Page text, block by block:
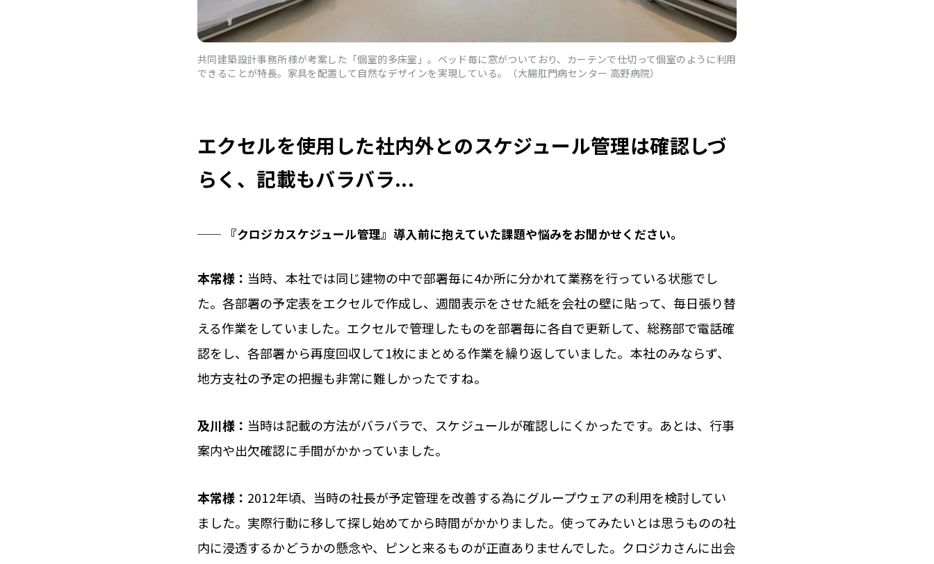
共同建築設計事務所様が考案した「個室的多床室」。ベッド毎に窓がついており、カーテンで仕切って個室のように利用
できることが特長。家具を配置して自然なデザインを実現している。（大腸肛門病センター 高野病院）
エクセルを使用した社内外とのスケジュール管理は確認しづ
らく、記載もバラバラ...
── 『クロジカスケジュール管理』導入前に抱えていた課題や悩みをお聞かせください。
本常様： 当時、本社では同じ建物の中で部署毎に4か所に分かれて業務を行っている状態でし
た。各部署の予定表をエクセルで作成し、週間表示をさせた紙を会社の壁に貼って、毎日張り替
える作業をしていました。エクセルで管理したものを部署毎に各自で更新して、総務部で電話確
認をし、各部署から再度回収して1枚にまとめる作業を繰り返していました。本社のみならず、
地方支社の予定の把握も非常に難しかったですね。
及川様： 当時は記載の方法がバラバラで、スケジュールが確認しにくかったです。あとは、行事
案内や出欠確認に手間がかかっていました。
本常様： 2012年頃、当時の社長が予定管理を改善する為にグループウェアの利用を検討してい
ました。実際行動に移して探し始めてから時間がかかりました。使ってみたいとは思うものの社
内に浸透するかどうかの懸念や、ピンと来るものが正直ありませんでした。クロジカさんに出会